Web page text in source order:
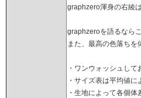
graphzero渾身の右綾
graphzeroを語るなら
また、最高の色落ちを
・ワンウォッシュして
・サイズ表は平均値に
・生地によって各個体